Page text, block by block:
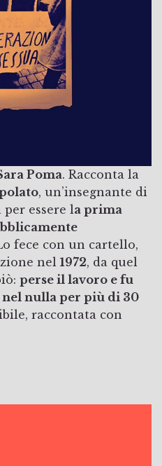
Poma. Racconta la
, un’insegnante di
essere la prima
fece con un cartello,
nel 1972, da quel
perse il lavoro e fu
nulla per più di 30
raccontata con